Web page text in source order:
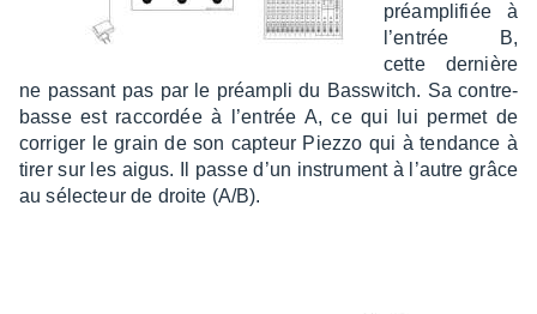
préam­pli­fiée à
l’en­trée B,
cette dernière
ne passant pas par le préam­pli du Bass­witch. Sa contre­
basse est raccor­dée à l’en­trée A, ce qui lui permet de
corri­ger le grain de son capteur Piezzo qui à tendance à
tirer sur les aigus. Il passe d’un instru­ment à l’autre grâce
au sélec­teur de droite (A/B).